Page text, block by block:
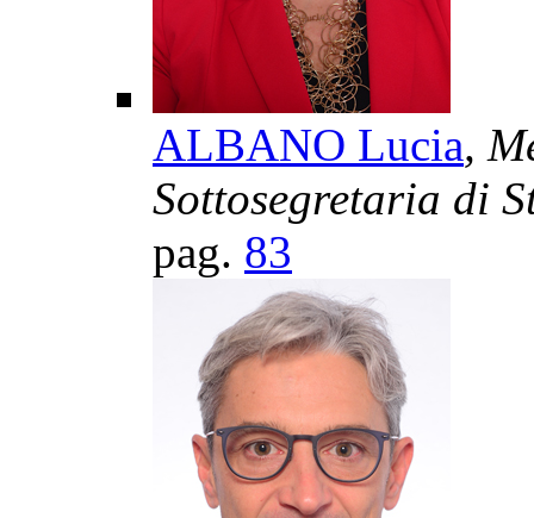
ALBANO Lucia,
Sottosegretaria di
pag. 83